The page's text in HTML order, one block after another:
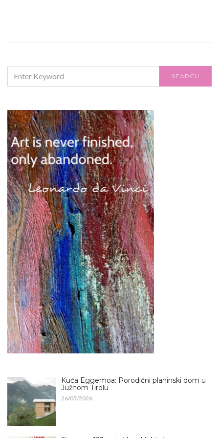
FOR:
SEARCH
Kuća Eggemoa: Porodični planinski dom u
Južnom Tirolu
26/05/2026